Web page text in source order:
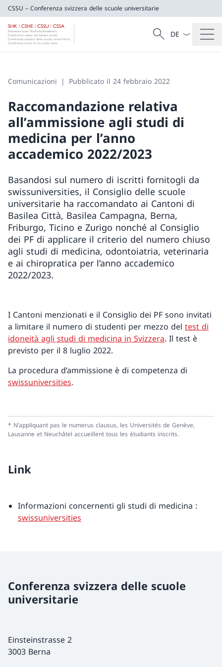
CSSU – Conferenza svizzera delle scuole universitarie
CSSU – Conferenza svizzera delle scuole
Cercare
Ricerca
Dal menu a
Comunicazioni Pubblicato il 24 febbraio 2022
Raccomandazione relativa
all’ammissione agli studi di
medicina per l’anno
accademico 2022/2023
Basandosi sul numero di iscritti fornitogli da
swissuniversities, il Consiglio delle scuole
universitarie ha raccomandato ai Cantoni di
Basilea Città, Basilea Campagna, Berna,
Friburgo, Ticino e Zurigo nonché al Consiglio
dei PF di applicare il criterio del numero chiuso
agli studi di medicina, odontoiatria, veterinaria
e ai chiropratica per l’anno accademico
2022/2023.
I Cantoni menzionati e il Consiglio dei PF sono invitati
a limitare il numero di studenti per mezzo del test di
idoneità agli studi di medicina in Svizzera. Il test è
previsto per il 8 luglio 2022.
La procedura d’ammissione è di competenza di
swissuniversities.
* N’appliquant pas le numerus clausus, les Universités de Genève,
Lausanne et Neuchâtel accueillent tous les étudiants inscrits.
Link
Informazioni concernenti gli studi di medicina :
swissuniversities
Conferenza svizzera delle scuole
universitarie
Einsteinstrasse 2
3003 Berna